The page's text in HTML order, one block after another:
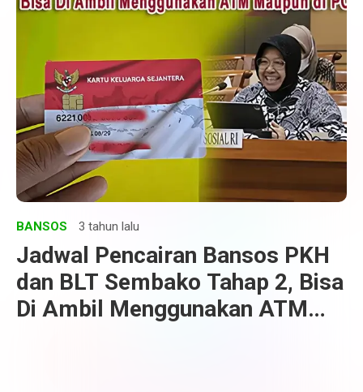
BANSOS 3 tahun lalu
Jadwal Pencairan Bansos PKH
dan BLT Sembako Tahap 2, Bisa
Di Ambil Menggunakan ATM